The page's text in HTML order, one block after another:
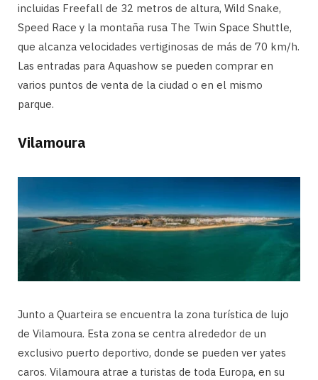
incluidas Freefall de 32 metros de altura, Wild Snake,
Speed ​​Race y la montaña rusa The Twin Space Shuttle,
que alcanza velocidades vertiginosas de más de 70 km/h.
Las entradas para Aquashow se pueden comprar en
varios puntos de venta de la ciudad o en el mismo
parque.
Vilamoura
Junto a Quarteira se encuentra la zona turística de lujo
de Vilamoura. Esta zona se centra alrededor de un
exclusivo puerto deportivo, donde se pueden ver yates
caros. Vilamoura atrae a turistas de toda Europa, en su